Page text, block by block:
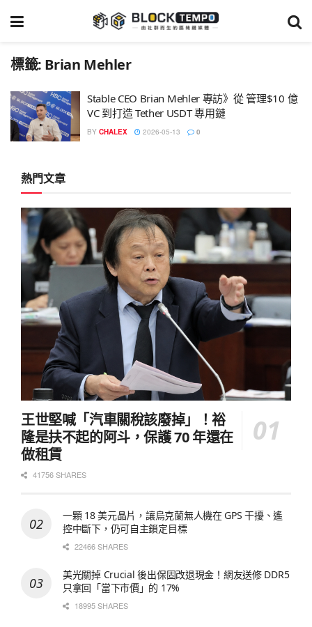
標籤: Brian Mehler
Stable CEO Brian Mehler 專訪》從 管理$10 億
VC 到打造 Tether USDT 專用鏈
BY CHALEX 2026-05-13 0
熱門文章
王世堅喊「汽車關稅該廢掉」！裕
隆是扶不起的阿斗，保護 70 年還在
做租賃
41756 SHARES
一顆 18 美元晶片，讓烏克蘭無人機在 GPS 干擾、遙
控中斷下，仍可自主鎖定目標
22466 SHARES
美光關掉 Crucial 後出保固改退現金！網友送修 DDR5
只拿回「當下市價」的 17%
18995 SHARES